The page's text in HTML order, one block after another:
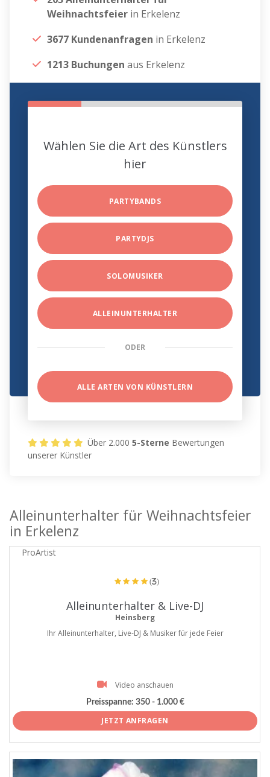
Weihnachtsfeier in Erkelenz
3677 Kundenanfragen in Erkelenz
1213 Buchungen aus Erkelenz
Wählen Sie die Art des Künstlers
hier
PARTYBANDS
PARTYDJS
SOLOMUSIKER
ALLEINUNTERHALTER
ODER
ALLE ARTEN VON KÜNSTLERN
Über 2.0005-Sterne Bewertungen
unserer Künstler
Alleinunterhalter für Weihnachtsfeier
in Erkelenz
ProArtist
(3)
Alleinunterhalter & Live-DJ
Heinsberg
Ihr Alleinunterhalter, Live-DJ & Musiker für jede Feier
Video anschauen
Preisspanne: 350 - 1.000 €
JETZT ANFRAGEN